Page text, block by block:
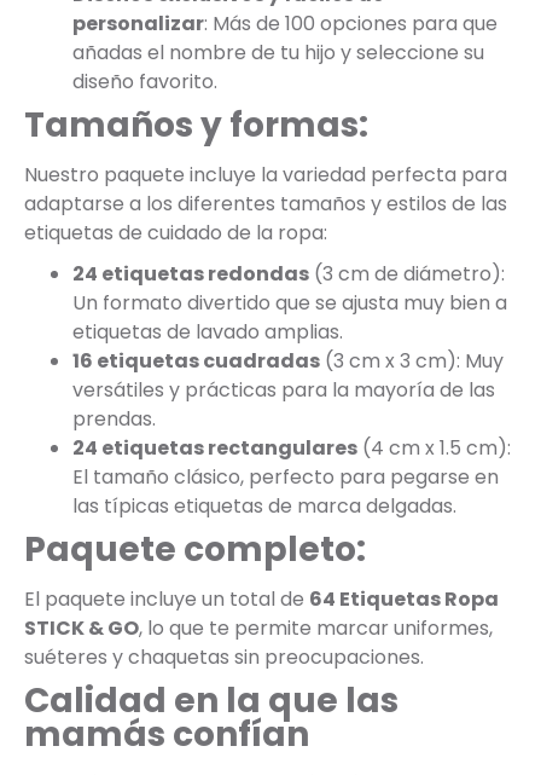
personalizar: Más de 100 opciones para que
añadas el nombre de tu hijo y seleccione su
diseño favorito.
Tamaños y formas:
Nuestro paquete incluye la variedad perfecta para
adaptarse a los diferentes tamaños y estilos de las
etiquetas de cuidado de la ropa:
24 etiquetas redondas (3 cm de diámetro):
Un formato divertido que se ajusta muy bien a
etiquetas de lavado amplias.
16 etiquetas cuadradas (3 cm x 3 cm): Muy
versátiles y prácticas para la mayoría de las
prendas.
24 etiquetas rectangulares (4 cm x 1.5 cm):
El tamaño clásico, perfecto para pegarse en
las típicas etiquetas de marca delgadas.
Paquete completo:
El paquete incluye un total de 64 Etiquetas Ropa
STICK & GO, lo que te permite marcar uniformes,
suéteres y chaquetas sin preocupaciones.
Calidad en la que las
mamás confían